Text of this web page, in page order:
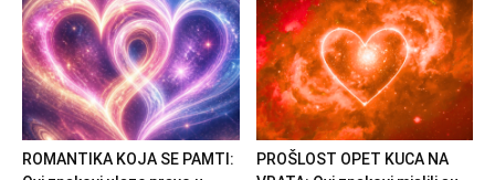
ROMANTIKA KOJA SE PAMTI:
PROŠLOST OPET KUCA NA